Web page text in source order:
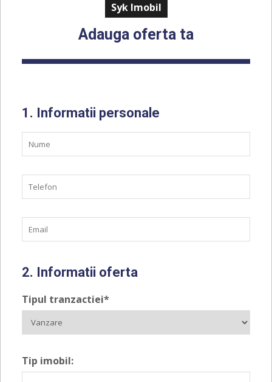
Syk Imobil
Adauga oferta ta
1. Informatii personale
2. Informatii oferta
Tipul tranzactiei*
Tip imobil: